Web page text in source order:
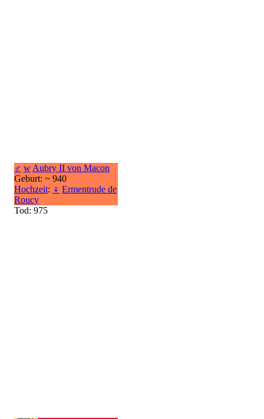
♂ w Aubry II von Macon
Geburt: ~ 940
Hochzeit: ♀ Ermentrude de
Roucy
Tod: 975